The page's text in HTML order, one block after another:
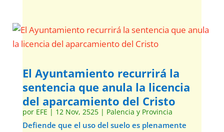
El Ayuntamiento recurrirá la
sentencia que anula la licencia
del aparcamiento del Cristo
por EFE | 12 Nov, 2525| Palencia y Provincia
Defiende que el uso del suelo es plenamente